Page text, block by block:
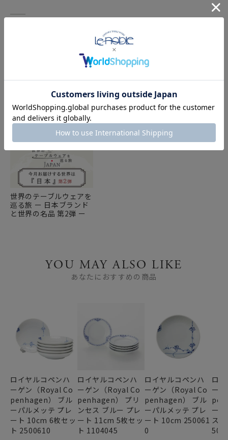
FEATURE
世界のテーブルウェアを
巡る旅 ー 日本ブランド
と世界の名品 第2弾 ー
YOU MAY ALSO LIKE
あなたにおすすめの商品
ロイヤルコペンハ
ーゲン（Royal Co
penhagen） ブル
ーパルメッテ プレ
ート 10cm 6枚セッ
ト 2500610
ロイヤルコペンハ
ーゲン（Royal Co
penhagen） プリ
ンセス ブルー プレ
ート 11cm 5枚セッ
ト 1104045
ロイヤルコペンハ
ーゲン（Royal Co
penhagen） ブル
ーパルメッテ プレ
ート 10cm 250061
0
ロ
ー
ー
ス